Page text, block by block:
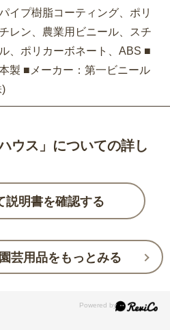
イプ樹脂コーティング、ポリ
レン、農業用ビニール、スチ
、ポリカーボネート、ABS ■
製 ■メーカー：第一ビニール
)
ウス」についての詳し
説明書を確認する
芸用品をもっとみる